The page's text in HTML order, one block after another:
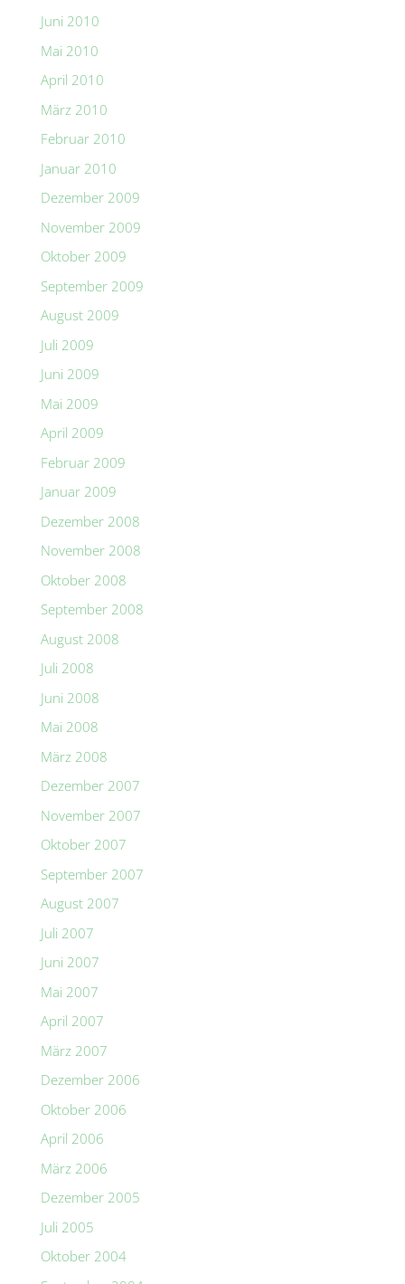
Juni 2010
Mai 2010
April 2010
März 2010
Februar 2010
Januar 2010
Dezember 2009
November 2009
Oktober 2009
September 2009
August 2009
Juli 2009
Juni 2009
Mai 2009
April 2009
Februar 2009
Januar 2009
Dezember 2008
November 2008
Oktober 2008
September 2008
August 2008
Juli 2008
Juni 2008
Mai 2008
März 2008
Dezember 2007
November 2007
Oktober 2007
September 2007
August 2007
Juli 2007
Juni 2007
Mai 2007
April 2007
März 2007
Dezember 2006
Oktober 2006
April 2006
März 2006
Dezember 2005
Juli 2005
Oktober 2004